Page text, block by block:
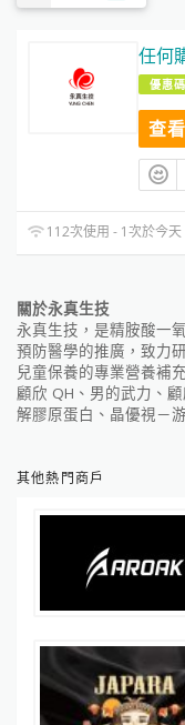
任何
優惠碼
查
112次使用 - 1次於今天
關於永真生技
永真生技，是精胺酸一
預防醫學的推廣，致力
兒童保養的專業營養補
顧欣 QH、男的武力、
解膠原蛋白、晶優視－
其他熱門商戶